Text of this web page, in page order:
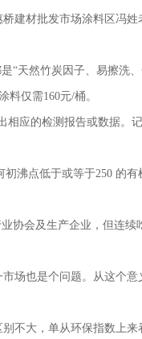
建材批发市场涂料区冯
“天然竹炭因子、易擦洗
仅需160元/桶。
应的检测报告或数据。
沸点低于或等于250 的
协会及生产企业，但连续
场也是个问题。从这个
不大，单从环保指数上